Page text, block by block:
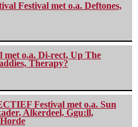
Festival met o.a. Deftones,
met o.a. Di-rect, Up The
Therapy?
Festival met o.a. Sun
Alkerdeel, Ggu:ll,